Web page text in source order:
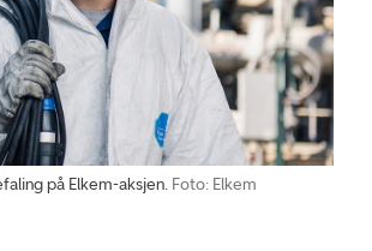
på Elkem-aksjen. Foto: Elkem